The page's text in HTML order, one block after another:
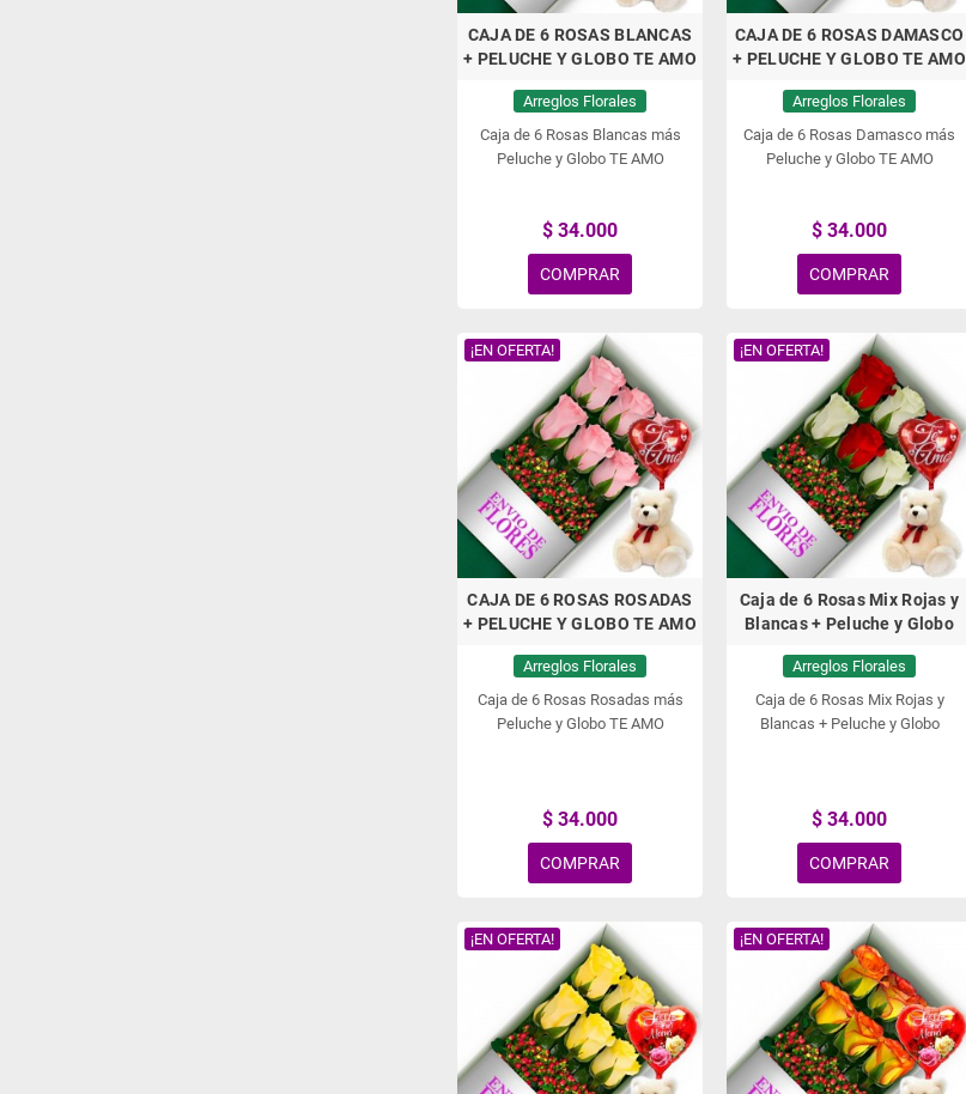
CAJA DE 6 ROSAS BLANCAS
+ PELUCHE Y GLOBO TE AMO
Arreglos Florales
Caja de 6 Rosas Blancas más
Peluche y Globo TE AMO
$ 34.000
COMPRAR
CAJA DE 6 ROSAS DAMASCO
+ PELUCHE Y GLOBO TE AMO
Arreglos Florales
Caja de 6 Rosas Damasco más
Peluche y Globo TE AMO
$ 34.000
COMPRAR
¡EN OFERTA!
CAJA DE 6 ROSAS ROSADAS
+ PELUCHE Y GLOBO TE AMO
Arreglos Florales
Caja de 6 Rosas Rosadas más
Peluche y Globo TE AMO
$ 34.000
COMPRAR
¡EN OFERTA!
Caja de 6 Rosas Mix Rojas y
Blancas + Peluche y Globo
Arreglos Florales
Caja de 6 Rosas Mix Rojas y
Blancas + Peluche y Globo
$ 34.000
COMPRAR
¡EN OFERTA! ¡EN OFERTA!